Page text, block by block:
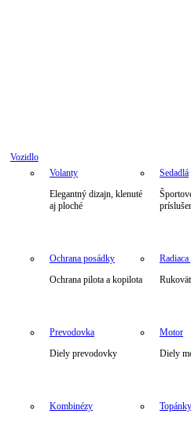
Vozidlo
Volanty
Elegantný dizajn, klenuté
aj ploché
Sedadlá
Ochrana posádky
Ochrana pilota a kopilota
Radiaca
Prevodovka
Diely prevodovky
Motor
Diely
Kombinézy
Topánky